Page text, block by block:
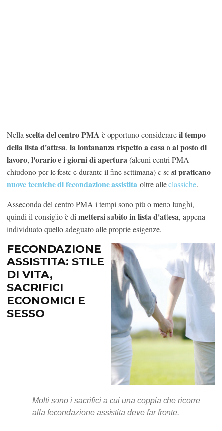
Nellascelta del centro PMA è opportuno considerareiltempo
della lista d'attesa, lalontananza rispetto a casa o al posto di
lavoro, l'orario e i giorni di apertura(alcuni centri PMA
chiudono per le feste e durante il fine settimana) e sesi praticano
nuove tecniche di fecondazione assistita oltre alleclassiche.
Asseconda del centro PMA i tempi sono più o meno lunghi,
quindi il consiglio è dimettersi subito in lista d'attesa, appena
individuato quello adeguato alle proprie esigenze.
FECONDAZIONE
ASSISTITA: STILE
DI VITA,
SACRIFICI
ECONOMICI E
SESSO
Molti sono i sacrifici a cui una coppia che ricorre
alla fecondazione assistita deve far fronte.